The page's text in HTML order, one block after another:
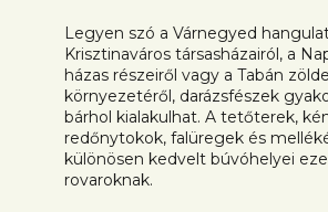
Legyen szó a Várnegyed
Krisztinaváros társasházairól, a
házas részeiről vagy a Tabán
környezetéről, darázsfészek
bárhol kialakulhat. A tetőterek,
redőnytokok, falüregek és
különösen kedvelt búvóhelyei
rovaroknak.